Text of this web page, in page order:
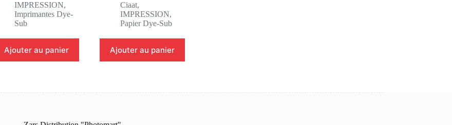
IMPRESSION,
Imprimantes Dye-
Sub
Ajouter au panier
Ciaat,
IMPRESSION,
Papier Dye-Sub
Ajouter au panier